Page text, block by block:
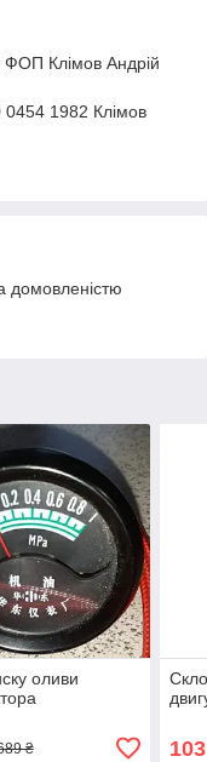
Клімов Андрій
1982 Клімов
домовленістю
оливи
₴ 103